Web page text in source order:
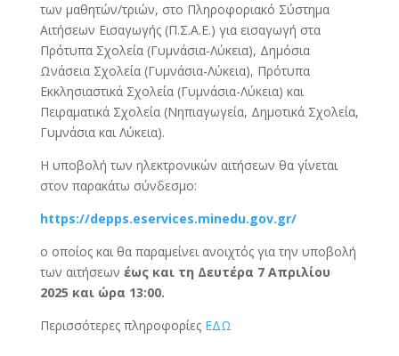
των μαθητών/τριών, στο Πληροφοριακό Σύστημα
Αιτήσεων Εισαγωγής (Π.Σ.Α.Ε.) για εισαγωγή στα
Πρότυπα Σχολεία (Γυμνάσια-Λύκεια), Δημόσια
Ωνάσεια Σχολεία (Γυμνάσια-Λύκεια), Πρότυπα
Εκκλησιαστικά Σχολεία (Γυμνάσια-Λύκεια) και
Πειραματικά Σχολεία (Νηπιαγωγεία, Δημοτικά Σχολεία,
Γυμνάσια και Λύκεια).
Η υποβολή των ηλεκτρονικών αιτήσεων θα γίνεται
στον παρακάτω σύνδεσμο:
https://depps.eservices.minedu.gov.gr/
ο οποίος και θα παραμείνει ανοιχτός για την υποβολή
των αιτήσεων έως και τη Δευτέρα 7 Απριλίου
2025 και ώρα 13:00.
Περισσότερες πληροφορίες ΕΔΩ